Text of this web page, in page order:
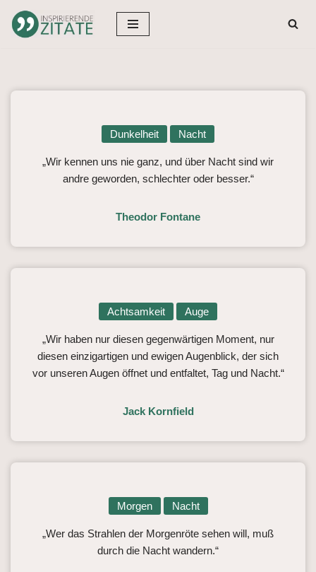
Zum
Dunkelheit Nacht
„Wir kennen uns nie ganz, und über Nacht sind wir
andre geworden, schlechter oder besser.“
Theodor Fontane
Achtsamkeit Auge
„Wir haben nur diesen gegenwärtigen Moment, nur
diesen einzigartigen und ewigen Augenblick, der sich
vor unseren Augen öffnet und entfaltet, Tag und Nacht.“
Jack Kornfield
Morgen Nacht
„Wer das Strahlen der Morgenröte sehen will, muß
durch die Nacht wandern.“